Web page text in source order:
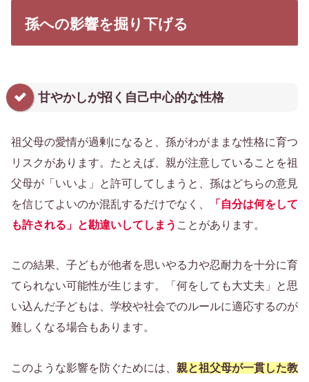
孫への影響を掘り下げる
甘やかしが招く自己中心的な性格
祖父母の愛情が過剰になると、孫がわがままな性格に育つ
リスクがあります。たとえば、親が注意していることを祖
父母が「いいよ」と許可してしまうと、孫はどちらの意見
を信じてよいのか混乱するだけでなく、
「自分は何をして
も許される」と勘違いしてしまう ことがあります。
この結果、子どもが他者を思いやる力や忍耐力を十分に育
てられない可能性が生じます。「何をしても大丈夫」と思
い込んだ子どもは、学校や社会でのルールに適応するのが
難しくなる場合もあります。
このような影響を防ぐためには、 親と祖父母が一貫した教